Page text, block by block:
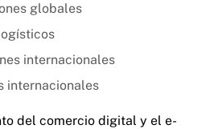
globales
internacionales
internacionales
del comercio digital y el e-